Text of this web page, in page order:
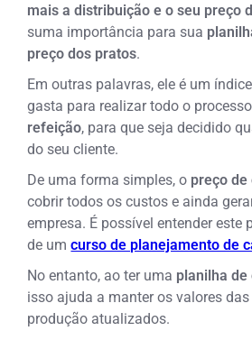
mais a distribuição e o seu preço
suma importância para sua
preço dos pratos.
Em outras palavras, ele é um
gasta para realizar todo o
refeição, para que seja decidido
do seu cliente.
De uma forma simples, o preço de
cobrir todos os custos e ainda
empresa. É possível entender este
de umcurso de planejamento de
No entanto, ao ter uma planilha de
isso ajuda a manter os valores
produção atualizados.